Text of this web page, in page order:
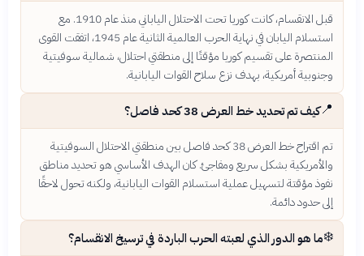
قبل الانقسام، كانت كوريا تحت الاحتلال الياباني منذ عام 1910. مع
استسلام اليابان في نهاية الحرب العالمية الثانية عام 1945، اتفقت القوى
المنتصرة على تقسيم كوريا مؤقتًا إلى منطقتي احتلال، شمالية سوفيتية
وجنوبية أمريكية، بهدف نزع سلاح القوات اليابانية.
📍كيف تم تحديد خط العرض 38 كحد فاصل؟
تم اقتراح خط العرض 38 كحد فاصل بين منطقتي الاحتلال السوفيتية
والأمريكية بشكل سريع ومفاجئ. كان الهدف الأساسي هو تحديد مناطق
نفوذ مؤقتة لتسهيل عملية استسلام القوات اليابانية، ولكنه تحول لاحقًا
إلى حدود دائمة.
❄️ما هو الدور الذي لعبته الحرب الباردة في ترسيخ الانقسام؟